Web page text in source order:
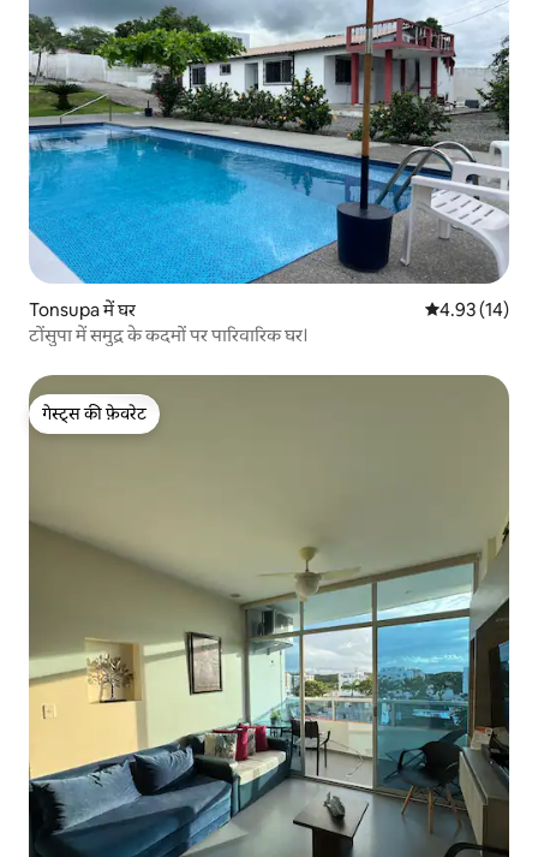
Tonsupa में घर औसत रेटिंग 5 में
4.93 (14)
टोंसुपा में समुद्र के कदमों पर पारिवारिक घर।
गेस्ट्स की फ़ेवरेट
गेस्ट्स की फ़ेवरेट